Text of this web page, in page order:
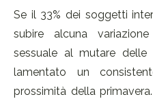
Se il 33% dei soggetti
subire alcuna
sessuale al mutare
lamentato un
prossimità della